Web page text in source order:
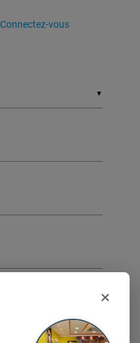
Connectez-vous
▼
×